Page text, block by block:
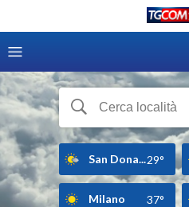
San Dona...29°
Milano 37°